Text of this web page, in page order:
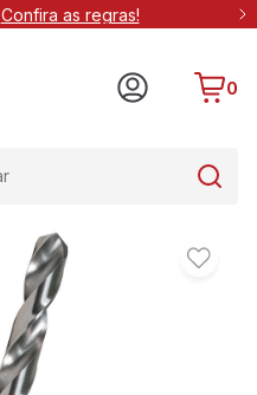
Confira as regras!
0